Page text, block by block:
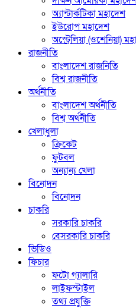
অ্যান্টার্কটিকা মহাদেশ
ইউরোপ মহাদেশ
অস্ট্রেলিয়া (ওশেনিয়া)
রাজনীতি
বাংলাদেশ রাজনিতি
বিশ্ব রাজনীতি
অর্থনীতি
বাংলাদেশ অর্থনীতি
বিশ্ব অর্থনীতি
খেলাধুলা
ক্রিকেট
ফুটবল
অন্যান্য খেলা
বিনোদন
বিনোদন
চাকরি
সরকারি চাকরি
বেসরকারি চাকরি
ভিডিও
ফিচার
ফটো গ্যালারি
লাইফস্টাইল
তথ্য প্রযুক্তি